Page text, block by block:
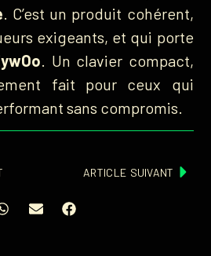
. C’est un produit cohérent,
exigeants, et qui porte
. Un clavier compact,
fait pour ceux qui
sans compromis.
ARTICLE SUIVANT